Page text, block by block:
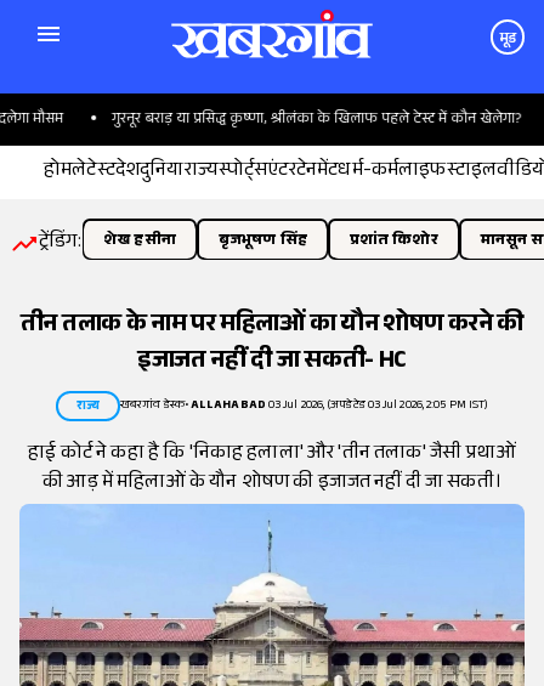
मूड
मौसम गुरनूर बराड़ या प्रसिद्ध कृष्णा, श्रीलंका के खिलाफ पहले टेस्ट में कौन खेलेगा?
होमलेटेस्टदेशदुनियाराज्यस्पोर्ट्सएंटरटेनमेंटधर्म-कर्मलाइफस्टाइल
ट्रेंडिंग: शेख हसीना बृजभूषण सिंह प्रशांत किशोर मानसून
तीन तलाक के नाम पर महिलाओं का यौन शोषण करने की
इजाजत नहीं दी जा सकती- HC
राज्य खबरगांव डेस्क•ALLAHABAD03 Jul 2026, (अपडेटेड 03 Jul 2026, 2:05 PM IST)
हाई कोर्ट ने कहा है कि 'निकाह हलाला' और 'तीन तलाक' जैसी प्रथाओं
की आड़ में महिलाओं के यौन शोषण की इजाजत नहीं दी जा सकती।